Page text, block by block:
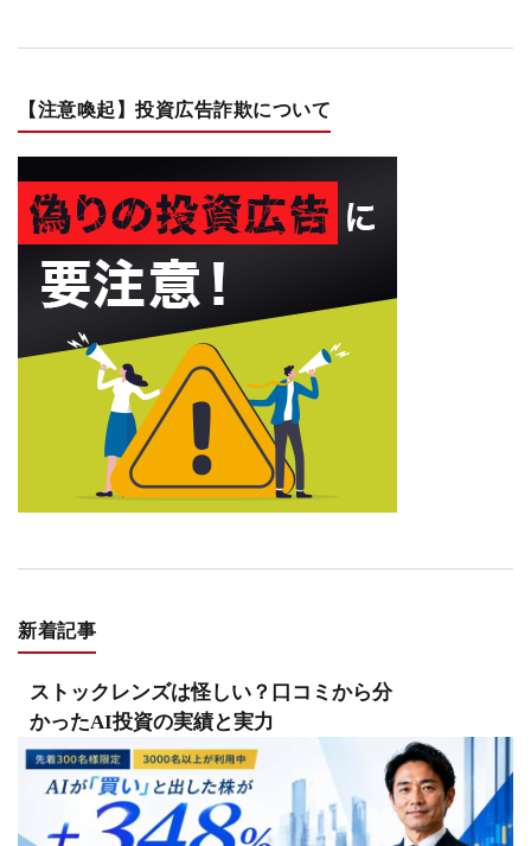
【注意喚起】投資広告詐欺について
新着記事
ストックレンズは怪しい？口コミから分
かったAI投資の実績と実力